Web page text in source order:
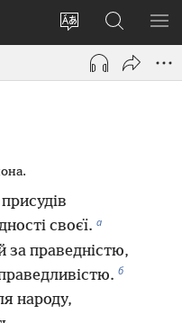
Змінити
мову
сайту
Увійти
(відкривається
новому
Пошук
на
сайті
своєї. а
за праведністю,
б
народу,